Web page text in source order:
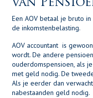
van
Een AOV betaal je bruto
de inkomstenbelasting.
AOV accountant is
wordt. De andere
ouderdomspensioen, als
met geld nodig. De
Als je eerder dan
nabestaanden geld nodig.